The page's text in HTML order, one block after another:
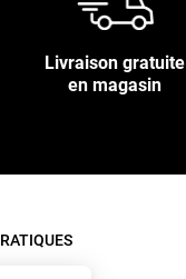
Livraison gratuite
en magasin